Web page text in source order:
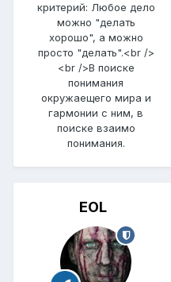
критерий: Любое дело
можно "делать
хорошо", а можно
просто "делать".<br />
<br />В поиске
понимания
окружаещего мира и
гармонии с ним, в
поиске взаимо
понимания.
EOL